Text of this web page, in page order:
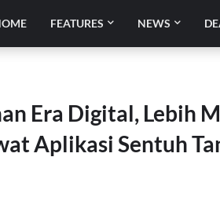
FEATURES NEWS
Era Digital, Lebih
Aplikasi Sentuh